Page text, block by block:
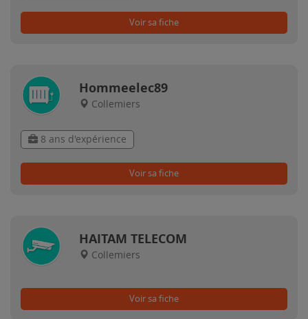
Voir sa fiche
Hommeelec89
Collemiers
8 ans d'expérience
Voir sa fiche
HAITAM TELECOM
Collemiers
Voir sa fiche